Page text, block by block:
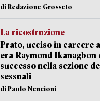
di Redazione Grosseto
La ricostruzione
Prato, ucciso in carcere
era Raymond Ikanagbon
successo nella sezione
sessuali
di Paolo Nencioni